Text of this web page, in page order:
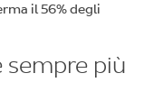
il 56% degli
sempre più